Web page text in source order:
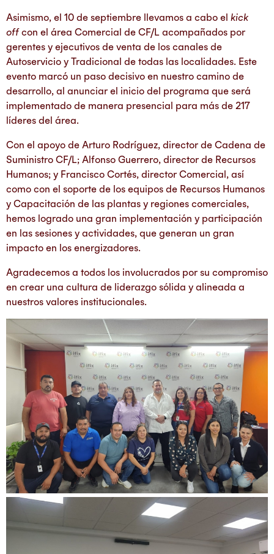
Asimismo, el 10 de septiembre llevamos a cabo el kick
offcon el área Comercial de CF/L acompañados por
gerentes y ejecutivos de venta de los canales de
Autoservicio y Tradicional de todas las localidades. Este
evento marcó un paso decisivo en nuestro camino de
desarrollo, al anunciar el inicio del programa que será
implementado de manera presencial para más de 217
líderes del área.
Con el apoyo de Arturo Rodríguez, director de Cadena de
Suministro CF/L; Alfonso Guerrero, director de Recursos
Humanos; y Francisco Cortés, director Comercial, así
como con el soporte de los equipos de Recursos Humanos
y Capacitación de las plantas y regiones comerciales,
hemos logrado una gran implementación y participación
en las sesiones y actividades, que generan un gran
impacto en los energizadores.
Agradecemos a todos los involucrados por su compromiso
en crear una cultura de liderazgo sólida y alineada a
nuestros valores institucionales.